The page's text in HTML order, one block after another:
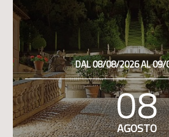
DAL 08/08/2026 AL
08
AGOSTO